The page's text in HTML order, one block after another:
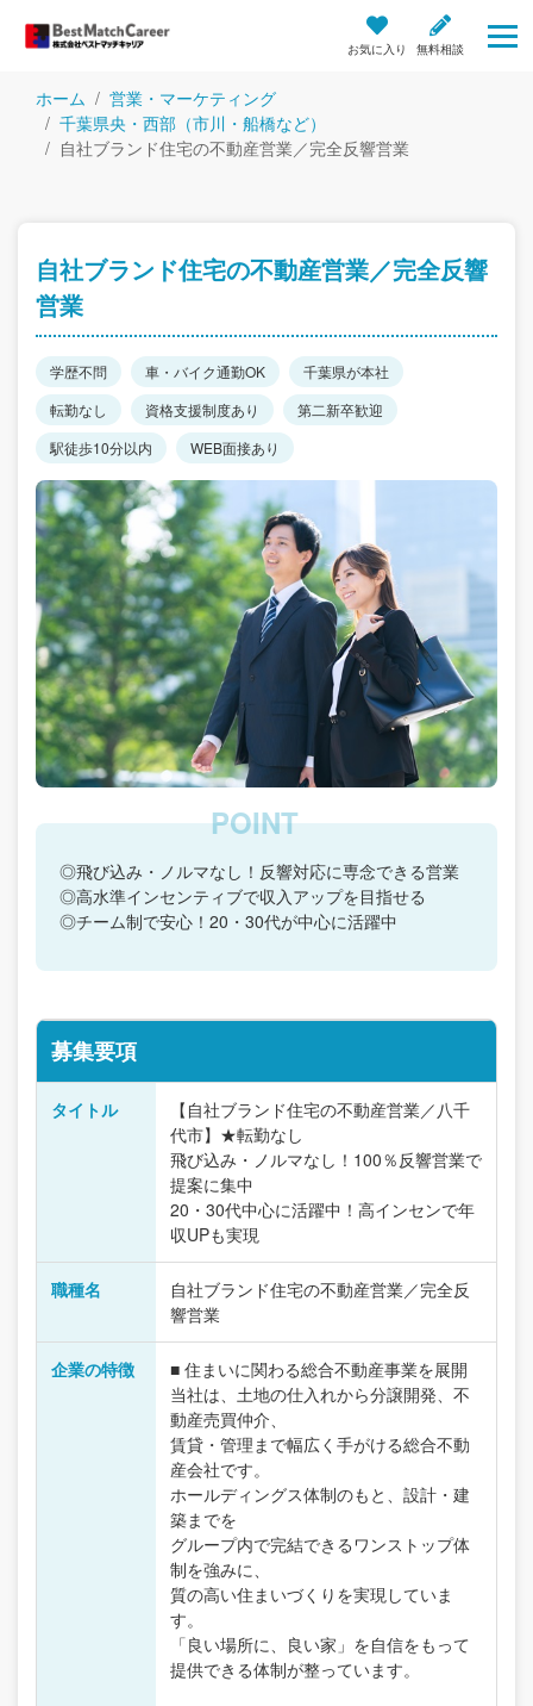
お気に入り 無料相談
ホーム
営業・マーケティング
千葉県央・西部（市川・船橋など）
自社ブランド住宅の不動産営業／完全反響営業
自社ブランド住宅の不動産営業／完全反響
営業
学歴不問 車・バイク通勤OK
千葉県が本社
転勤なし
資格支援制度あり
第二新卒歓迎
駅徒歩10分以内
WEB面接あり
◎飛び込み・ノルマなし！反響対応に専念できる営業
◎高水準インセンティブで収入アップを目指せる
◎チーム制で安心！20・30代が中心に活躍中
募集要項
タイトル
【自社ブランド住宅の不動産営業／八千
代市】★転勤なし
飛び込み・ノルマなし！100％反響営業で
提案に集中
20・30代中心に活躍中！高インセンで年
収UPも実現
職種名
自社ブランド住宅の不動産営業／完全反
響営業
企業の特徴
■ 住まいに関わる総合不動産事業を展開
当社は、土地の仕入れから分譲開発、不
動産売買仲介、
賃貸・管理まで幅広く手がける総合不動
産会社です。
ホールディングス体制のもと、設計・建
築までを
グループ内で完結できるワンストップ体
制を強みに、
質の高い住まいづくりを実現していま
す。
「良い場所に、良い家」を自信をもって
提供できる体制が整っています。